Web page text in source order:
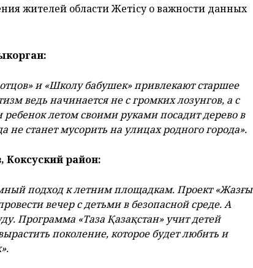
жителей области Жетісу о важности данных
и «Школу бабушек» привлекают старшее
ведь начинается не с громких лозунгов, а с
летом своими руками посадит дерево в
не станет мусорить на улицах родного города».
Коксуский район:
подход к летним площадкам. Проект «Жазғы
вечер с детьми в безопасной среде. А
Программа «Таза Қазақстан» учит детей
поколение, которое будет любить и